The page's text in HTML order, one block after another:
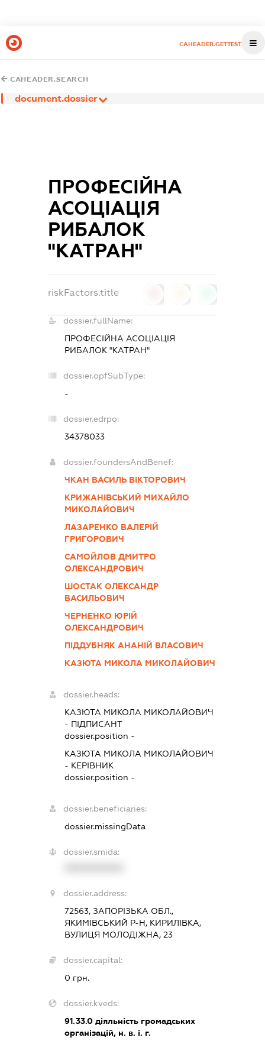
CAHEADER.GETTEST
CAHEADER.SEARCH
document.dossier
ПРОФЕСІЙНА
АСОЦІАЦІЯ
РИБАЛОК
"КАТРАН"
riskFactors.title
dossier.fullName:
ПРОФЕСІЙНА АСОЦІАЦІЯ
РИБАЛОК "КАТРАН"
dossier.opfSubType:
-
dossier.edrpo:
34378033
dossier.foundersAndBenef:
ЧКАН ВАСИЛЬ ВІКТОРОВИЧ
КРИЖАНІВСЬКИЙ МИХАЙЛО
МИКОЛАЙОВИЧ
ЛАЗАРЕНКО ВАЛЕРІЙ
ГРИГОРОВИЧ
САМОЙЛОВ ДМИТРО
ОЛЕКСАНДРОВИЧ
ШОСТАК ОЛЕКСАНДР
ВАСИЛЬОВИЧ
ЧЕРНЕНКО ЮРІЙ
ОЛЕКСАНДРОВИЧ
ПІДДУБНЯК АНАНІЙ ВЛАСОВИЧ
КАЗЮТА МИКОЛА МИКОЛАЙОВИЧ
dossier.heads:
КАЗЮТА МИКОЛА МИКОЛАЙОВИЧ
- ПІДПИСАНТ
dossier.position -
КАЗЮТА МИКОЛА МИКОЛАЙОВИЧ
- КЕРІВНИК
dossier.position -
dossier.beneficiaries:
dossier.missingData
dossier.smida:
dossier.address:
72563, ЗАПОРІЗЬКА ОБЛ.,
ЯКИМІВСЬКИЙ Р-Н, КИРИЛІВКА,
ВУЛИЦЯ МОЛОДІЖНА, 23
dossier.capital:
0 грн.
dossier.kveds:
91.33.0діяльність громадських
організацій, н. в. і. г.